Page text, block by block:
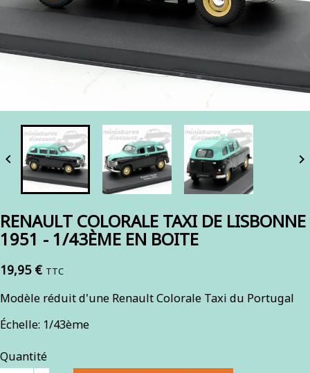
 
RENAULT COLORALE TAXI DE LISBONNE
1951 - 1/43ÈME EN BOITE
19,95 € TTC
Modèle réduit d'une Renault Colorale Taxi du Portugal
Échelle: 1/43ème
Quantité